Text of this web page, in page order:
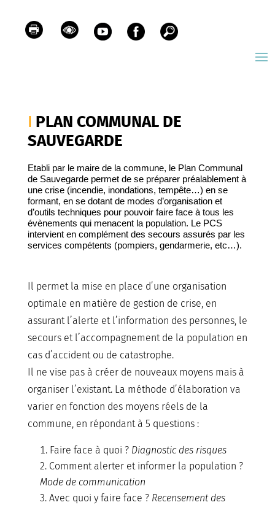
PLAN COMMUNAL DE
SAUVEGARDE
Etabli par le maire de la commune, le Plan Communal
de Sauvegarde permet de se préparer préalablement à
une crise (incendie, inondations, tempête…) en se
formant, en se dotant de modes d’organisation et
d’outils techniques pour pouvoir faire face à tous les
évènements qui menacent la population. Le PCS
intervient en complément des secours assurés par les
services compétents (pompiers, gendarmerie, etc…).
Il permet la mise en place d’une organisation
optimale en matière de gestion de crise, en
assurant l’alerte et l’information des personnes, le
secours et l’accompagnement de la population en
cas d’accident ou de catastrophe.
Il ne vise pas à créer de nouveaux moyens mais à
organiser l’existant. La méthode d’élaboration va
varier en fonction des moyens réels de la
commune, en répondant à 5 questions :
Faire face à quoi ? Diagnostic des risques
2. Comment alerter et informer la population ?
Mode de communication
3. Avec quoi y faire face ? Recensement des